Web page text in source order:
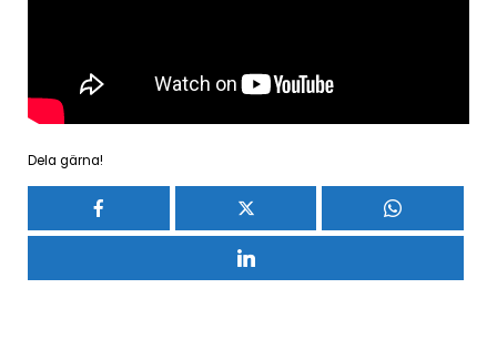
Dela gärna!